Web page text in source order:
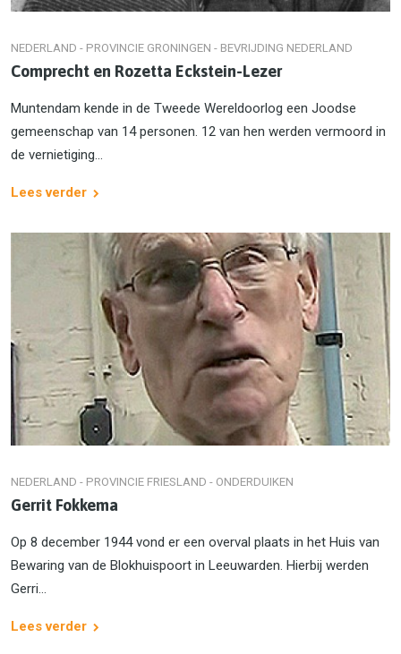
NEDERLAND - PROVINCIE GRONINGEN - BEVRIJDING NEDERLAND
Comprecht en Rozetta Eckstein-Lezer
Muntendam kende in de Tweede Wereldoorlog een Joodse
gemeenschap van 14 personen. 12 van hen werden vermoord in
de vernietiging...
Lees verder
NEDERLAND - PROVINCIE FRIESLAND - ONDERDUIKEN
Gerrit Fokkema
Op 8 december 1944 vond er een overval plaats in het Huis van
Bewaring van de Blokhuispoort in Leeuwarden. Hierbij werden
Gerri...
Lees verder